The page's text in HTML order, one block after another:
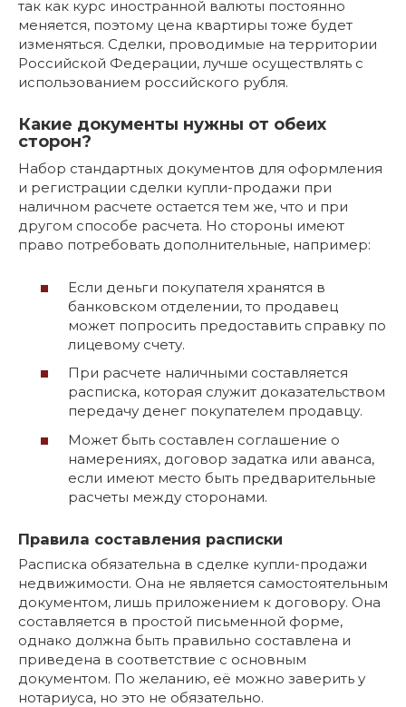
так как курс иностранной валюты постоянно
меняется, поэтому цена квартиры тоже будет
изменяться. Сделки, проводимые на территории
Российской Федерации, лучше осуществлять с
использованием российского рубля.
Какие документы нужны от обеих
сторон?
Набор стандартных документов для оформления
и регистрации сделки купли-продажи при
наличном расчете остается тем же, что и при
другом способе расчета. Но стороны имеют
право потребовать дополнительные, например:
Если деньги покупателя хранятся в
банковском отделении, то продавец
может попросить предоставить справку по
лицевому счету.
При расчете наличными составляется
расписка, которая служит доказательством
передачу денег покупателем продавцу.
Может быть составлен соглашение о
намерениях, договор задатка или аванса,
если имеют место быть предварительные
расчеты между сторонами.
Правила составления расписки
Расписка обязательна в сделке купли-продажи
недвижимости. Она не является самостоятельным
документом, лишь приложением к договору. Она
составляется в простой письменной форме,
однако должна быть правильно составлена и
приведена в соответствие с основным
документом. По желанию, её можно заверить у
нотариуса, но это не обязательно.